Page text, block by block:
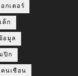
กเตอร์
ด็ก
อมูล
ปิก
คนเชือน